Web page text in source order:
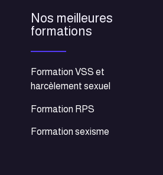
Nos meilleures
formations
Formation VSS et
harcèlement sexuel
Formation RPS
Formation sexisme